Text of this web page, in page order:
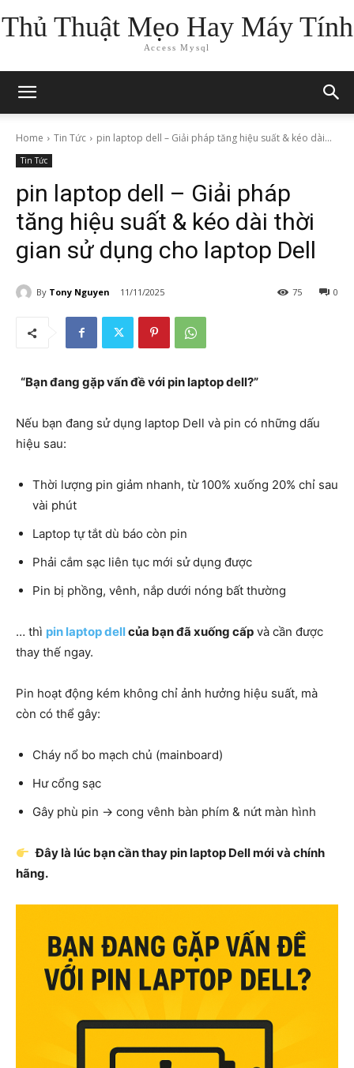
Thủ Thuật Mẹo Hay Máy Tính
Access Mysql
Home Tin Tức pin laptop dell – Giải pháp tăng hiệu suất & kéo dài...
Tin Tức
pin laptop dell – Giải pháp
tăng hiệu suất & kéo dài thời
gian sử dụng cho laptop Dell
By Tony Nguyen 11/11/2025 0
75
“Bạn đang gặp vấn đề với pin laptop dell?”
Nếu bạn đang sử dụng laptop Dell và pin có những dấu
hiệu sau:
Thời lượng pin giảm nhanh, từ 100% xuống 20% chỉ sau
vài phút
Laptop tự tắt dù báo còn pin
Phải cắm sạc liên tục mới sử dụng được
Pin bị phồng, vênh, nắp dưới nóng bất thường
… thì pin laptop dellcủa bạn đã xuống cấp và cần được
thay thế ngay.
Pin hoạt động kém không chỉ ảnh hưởng hiệu suất, mà
còn có thể gây:
Cháy nổ bo mạch chủ (mainboard)
Hư cổng sạc
Gây phù pin → cong vênh bàn phím & nứt màn hình
Đây là lúc bạn cần thay pin laptop Dell mới và chính
hãng.